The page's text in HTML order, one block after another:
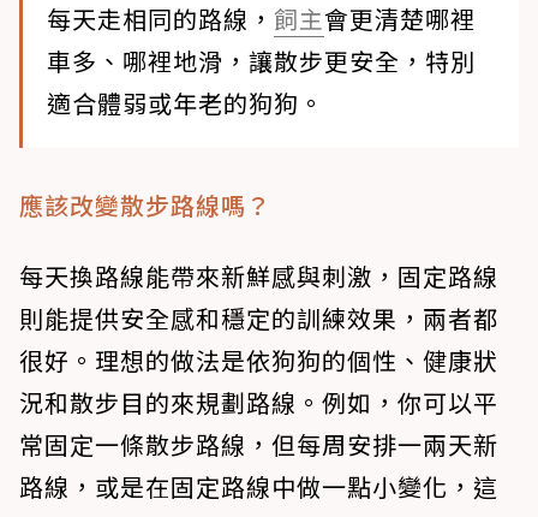
每天走相同的路線， 飼主會更清楚哪裡
車多、哪裡地滑，讓散步更安全，特別
適合體弱或年老的狗狗。
應該改變散步路線嗎？
每天換路線能帶來新鮮感與刺激，固定路線
則能提供安全感和穩定的訓練效果，兩者都
很好。理想的做法是依狗狗的個性、健康狀
況和散步目的來規劃路線。例如，你可以平
常固定一條散步路線，但每周安排一兩天新
路線，或是在固定路線中做一點小變化，這